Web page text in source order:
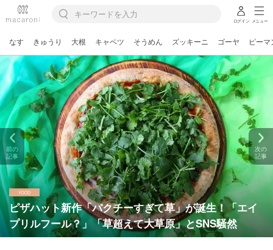
ログイン メニュー
なす きゅうり 大根 キャベツ そうめん ズッキーニ ゴーヤ ピーマ
ピザハット新作「パクチーすぎて草」が誕生！「エイ
プリルフール？」「草超えて大草原」とSNS騒然
前の
記事
次の
記事